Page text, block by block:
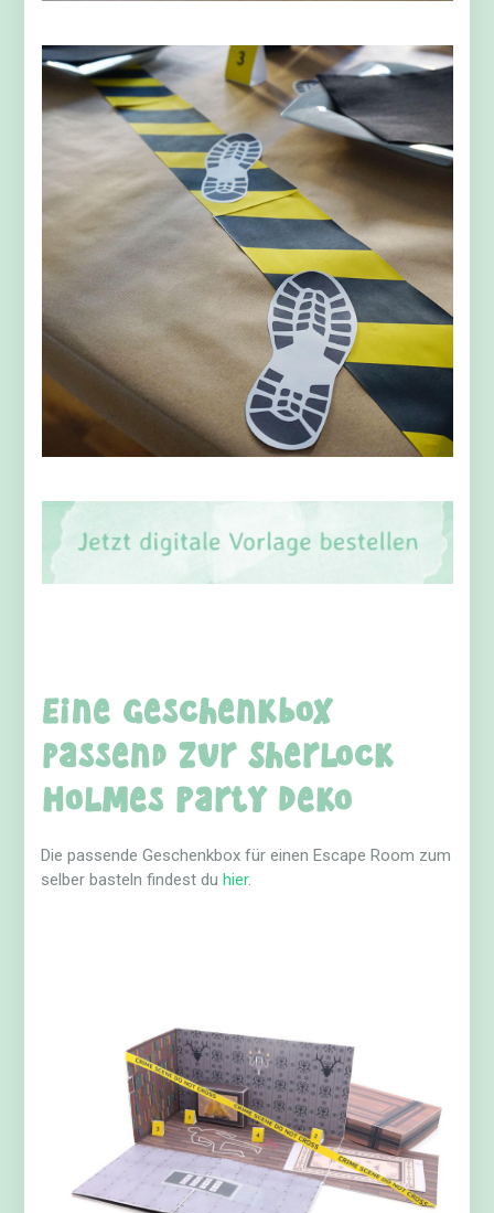
Eine Geschenkbox
passend zur Sherlock
Holmes Party Deko
Die passende Geschenkbox für einen Escape Room zum
selber basteln findest du hier.